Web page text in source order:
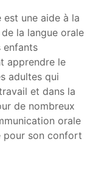
est une aide à la
la langue orale
enfants
apprendre le
adultes qui
et dans la
de nombreux
orale
pour son confort